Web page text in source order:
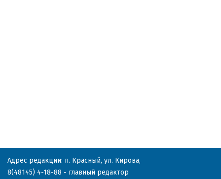
Адрес редакции: п. Красный, ул. Кирова,
8(48145) 4-18-88 - главный редактор